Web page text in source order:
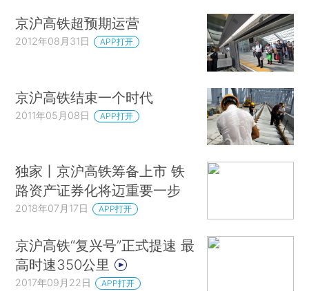
京沪高铁超预期运营
2012年08月31日 APP打开
京沪高铁结束一个时代
2011年05月08日 APP打开
独家丨京沪高铁筹备上市 铁
路资产证券化将迈重要一步
2018年07月17日 APP打开
京沪高铁“复兴号”正式提速 最
高时速350公里
2017年09月22日 APP打开